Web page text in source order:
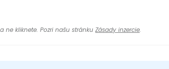
ne kliknete. Pozri našu stránku Zásady inzercie.